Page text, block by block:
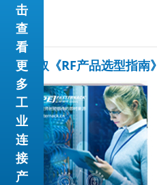
免费获取《RF产品选型指南》
击
查
看
更
多
工
业
连
接
产